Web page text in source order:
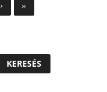
› »